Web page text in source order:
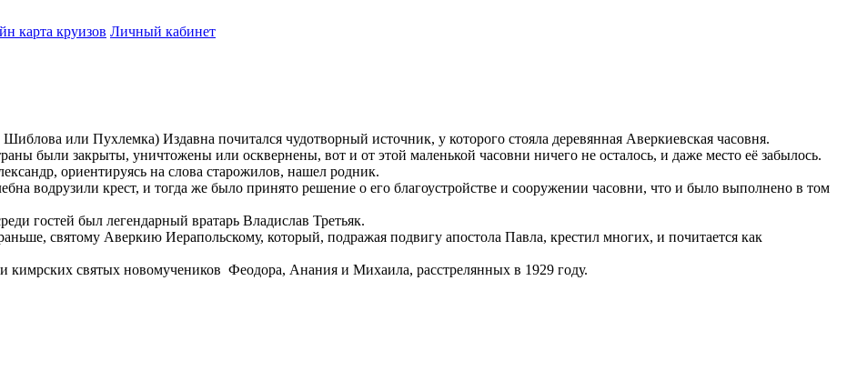
карта круизов Личный кабинет
или Пухлемка) Издавна почитался чудотворный источник, у которого стояла деревянная Аверкиевская часовня.
были закрыты, уничтожены или осквернены, вот и от этой маленькой часовни ничего не осталось, и даже место её забылось.
ориентируясь на слова старожилов, нашел родник.
водрузили крест, и тогда же было принято решение о его благоустройстве и сооружении часовни, что и было выполнено в том
гостей был легендарный вратарь Владислав Третьяк.
святому Аверкию Иерапольскому, который, подражая подвигу апостола Павла, крестил многих, и почитается как
кимрских святых новомучеников Феодора, Анания и Михаила, расстрелянных в 1929 году.